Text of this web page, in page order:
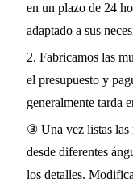
en un plazo de 24
adaptado a sus
2. Fabricamos las
el presupuesto y
generalmente tarda
③ Una vez listas las
desde diferentes
los detalles.